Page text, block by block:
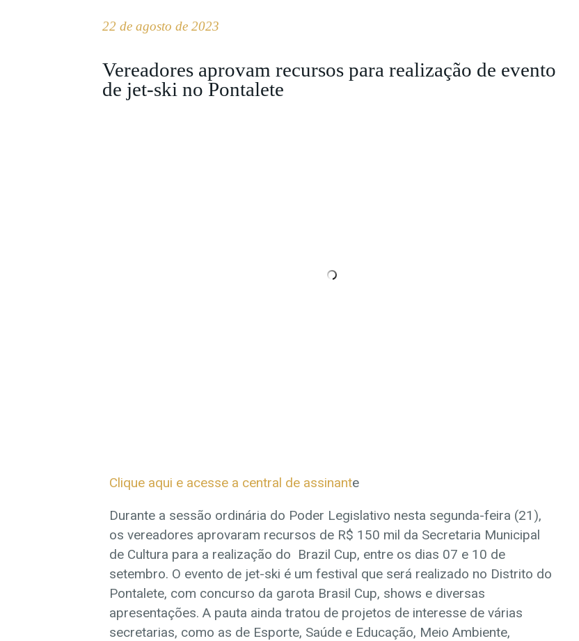
22 de agosto de 2023
Vereadores aprovam recursos para realização de evento
de jet-ski no Pontalete
Clique aqui e acesse a central de assinante
Durante a sessão ordinária do Poder Legislativo nesta segunda-feira (21),
os vereadores aprovaram recursos de R$ 150 mil da Secretaria Municipal
de Cultura para a realização do Brazil Cup, entre os dias 07 e 10 de
setembro. O evento de jet-ski é um festival que será realizado no Distrito do
Pontalete, com concurso da garota Brasil Cup, shows e diversas
apresentações. A pauta ainda tratou de projetos de interesse de várias
secretarias, como as de Esporte, Saúde e Educação, Meio Ambiente,